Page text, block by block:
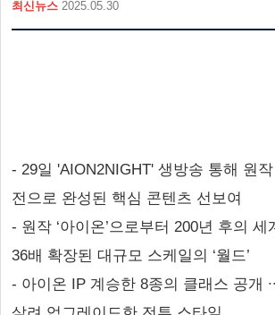
최신뉴스 2025.05.30
- 29일 'AION2NIGHT' 생방송 통해 원
전으로 완성된 핵심 콘텐츠 선보여
- 원작 ‘아이온’으로부터 200년 후의 세
36배 확장된 대규모 스케일의 ‘월드’
- 아이온 IP 계승한 8종의 클래스 공개